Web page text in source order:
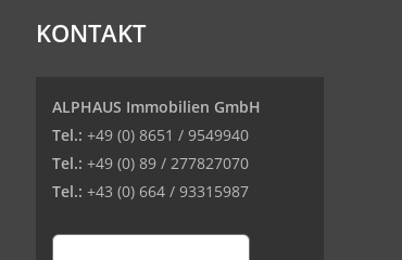
KONTAKT
ALPHAUS Immobilien GmbH
Tel.: +49 (0) 8651 / 9549940
Tel.: +49 (0) 89 / 277827070
Tel.: +43 (0) 664 / 93315987